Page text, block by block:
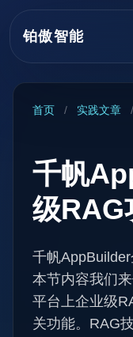
铂傲智能
首页 / 实践文章 /
千帆
级RAG
千帆
本节内容我们
平台上企业级
关功能。RAG